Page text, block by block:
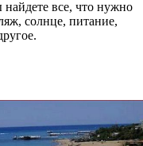
все, что нужно
солнце, питание,